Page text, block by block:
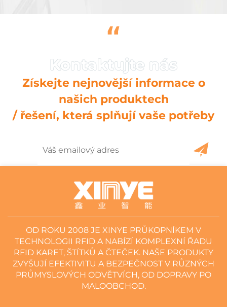
“
Získejte nejnovější informace o
našich produktech
/ řešení, která splňují vaše potřeby
OD ROKU 2008 JE XINYE PRŮKOPNÍKEM V
TECHNOLOGII RFID A NABÍZÍ KOMPLEXNÍ ŘADU
RFID KARET, ŠTÍTKŮ A ČTEČEK. NAŠE PRODUKTY
ZVYŠUJÍ EFEKTIVITU A BEZPEČNOST V RŮZNÝCH
PRŮMYSLOVÝCH ODVĚTVÍCH, OD DOPRAVY PO
MALOOBCHOD.